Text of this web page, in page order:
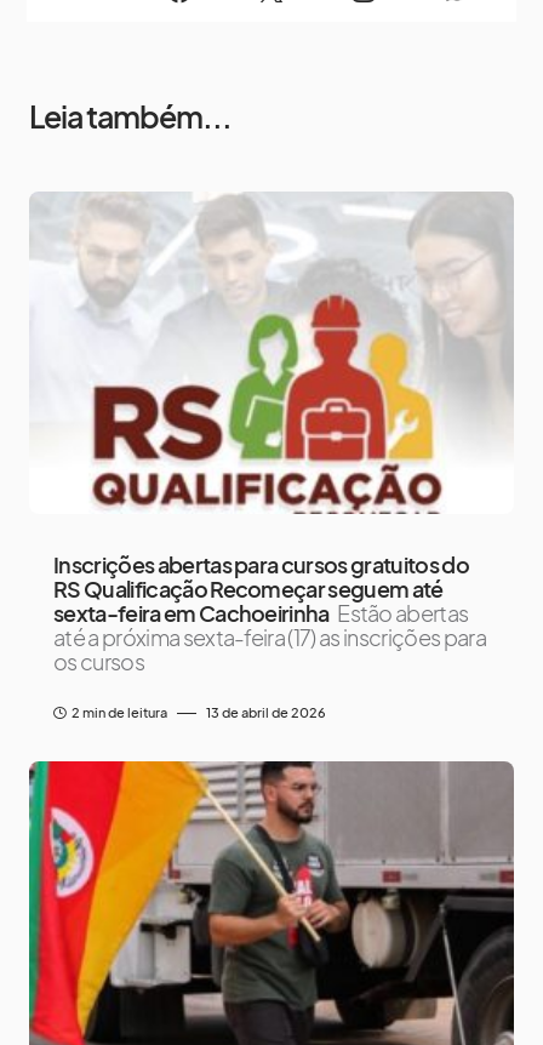
Leia também...
Inscrições abertas para cursos gratuitos do
RS Qualificação Recomeçar seguem até
sexta-feira em Cachoeirinha Estão abertas
até a próxima sexta-feira (17) as inscrições para
os cursos
2 min de leitura 13 de abril de 2026